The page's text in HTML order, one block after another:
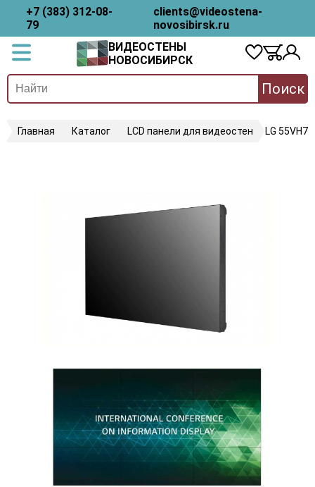
+7 (383) 312-08-
79
clients@videostena-
novosibirsk.ru
ВИДЕОСТЕНЫ
НОВОСИБИРСК
Поиск
Главная Каталог LCD панели для видеостен LG